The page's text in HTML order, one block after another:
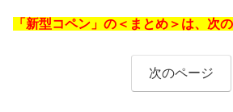
「新型コペン」の＜まとめ＞は、次
次のページ